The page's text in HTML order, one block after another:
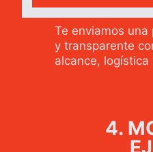
Te enviamos una
y transparente
alcance, logística
4.